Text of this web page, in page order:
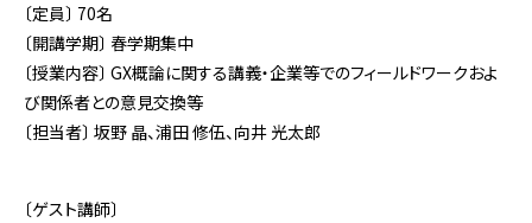
〔定員〕 70名
〔開講学期〕 春学期集中
〔授業内容〕 GX概論に関する講義・企業等でのフィールドワークおよ
び関係者との意見交換等
〔担当者〕 坂野 晶、浦田 修伍、向井 光太郎
〔ゲスト講師〕